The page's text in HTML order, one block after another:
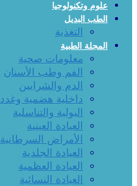
علوم وتكنولوجيا
الطب البديل
التغذية
المجلة الطبية
معلومات صحية
الفم وطب الأسنان
الدم والشرايين
داخلية هضمية وغدد
البولية والتناسلية
العيادة العينية
الأمراض السرطانية
العيادة الجلدية
العيادة العظمية
العيادة النسائية